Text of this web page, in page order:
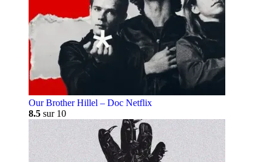
Our Brother Hillel – Doc Netflix
8.5 sur 10